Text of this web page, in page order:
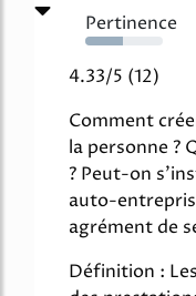
Pertinence
48%
4.33/5 (12)
Comment
la personne ?
? Peut-on
auto-
agrément de
Définition :